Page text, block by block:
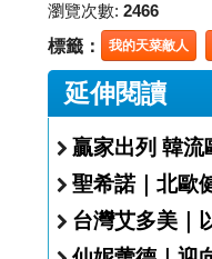
瀏覽次數: 2466
標籤： 我的天菜敵人
延伸閱讀